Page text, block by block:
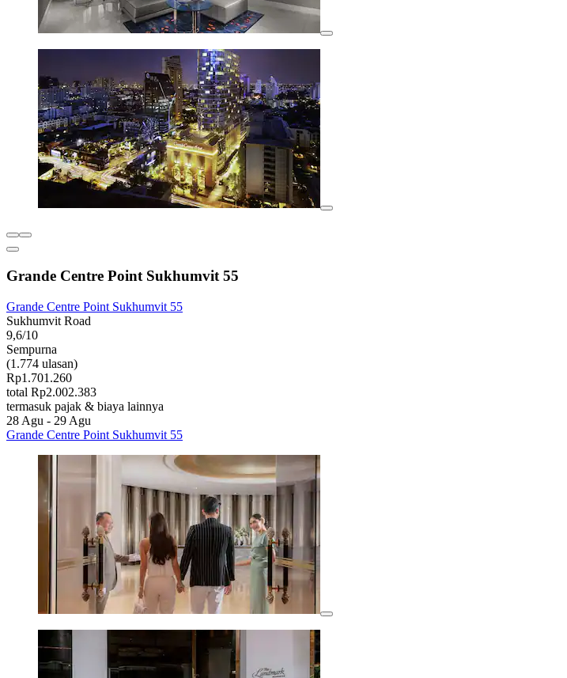
Grande Centre Point Sukhumvit 55
Grande Centre Point Sukhumvit 55
Sukhumvit Road
9,6/10
Sempurna
(1.774 ulasan)
Rp1.701.260
total Rp2.002.383
termasuk pajak & biaya lainnya
28 Agu - 29 Agu
Grande Centre Point Sukhumvit 55